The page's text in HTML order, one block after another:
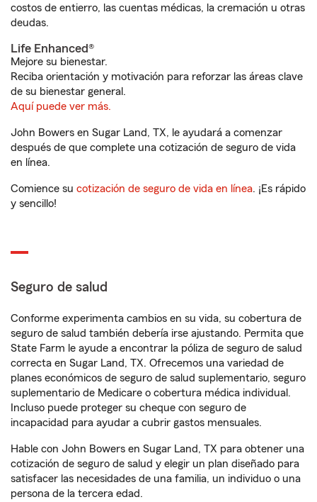
costos de entierro, las cuentas médicas, la cremación u otras
deudas.
Life Enhanced®
Mejore su bienestar.
Reciba orientación y motivación para reforzar las áreas clave
de su bienestar general.
Aquí puede ver más.
John Bowers en Sugar Land, TX, le ayudará a comenzar
después de que complete una cotización de seguro de vida
en línea.
Comience su cotización de seguro de vida en línea. ¡Es rápido
y sencillo!
Seguro de salud
Conforme experimenta cambios en su vida, su cobertura de
seguro de salud también debería irse ajustando. Permita que
State Farm le ayude a encontrar la póliza de seguro de salud
correcta en Sugar Land, TX. Ofrecemos una variedad de
planes económicos de seguro de salud suplementario, seguro
suplementario de Medicare o cobertura médica individual.
Incluso puede proteger su cheque con seguro de
incapacidad para ayudar a cubrir gastos mensuales.
Hable con John Bowers en Sugar Land, TX para obtener una
cotización de seguro de salud y elegir un plan diseñado para
satisfacer las necesidades de una familia, un individuo o una
persona de la tercera edad.